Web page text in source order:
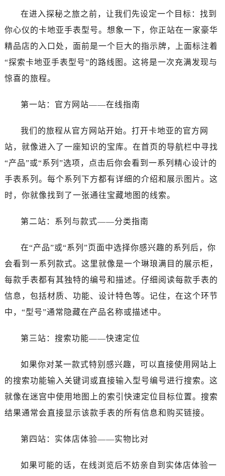
在进入探秘之旅之前，让我们先设定一个目标：找到
你心仪的卡地亚手表型号。想象一下，你正站在一家豪华
精品店的入口处，面前是一个巨大的指示牌，上面标注着
“探索卡地亚手表型号”的路线图。这将是一次充满发现与
惊喜的旅程。
第一站：官方网站——在线指南
我们的旅程从官方网站开始。打开卡地亚的官方网
站，就像进入了一座知识的宝库。在首页的导航栏中寻找
“产品”或“系列”选项，点击后你会看到一系列精心设计的
手表系列。每个系列下方都有详细的介绍和展示图片。这
时，你就像找到了一张通往宝藏地图的线索。
第二站：系列与款式——分类指南
在“产品”或“系列”页面中选择你感兴趣的系列后，你
会看到一系列款式。这里就像是一个琳琅满目的展示柜，
每款手表都有其独特的编号和描述。仔细阅读每款手表的
信息，包括材质、功能、设计特色等。记住，在这个环节
中，“型号”通常隐藏在产品名称或描述中。
第三站：搜索功能——快速定位
如果你对某一款式特别感兴趣，可以直接使用网站上
的搜索功能输入关键词或直接输入型号编号进行搜索。这
就像在迷宫中使用地图上的索引快速定位目标位置。搜索
结果通常会直接显示该款手表的所有信息和购买链接。
第四站：实体店体验——实物比对
如果可能的话，在线浏览后不妨亲自到实体店体验一